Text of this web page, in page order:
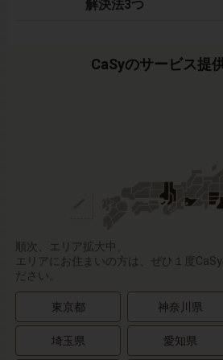
解決法3つ
CaSyのサービス提
順次、エリア拡大中。
エリアにお住まいの方は、ぜひ１度
ださい。
東京都 神奈川県
埼玉県 愛知県